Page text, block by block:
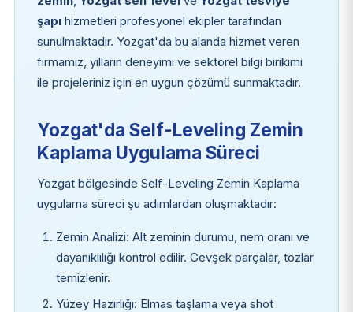
şapıhizmetleri profesyonel ekipler tarafından
sunulmaktadır. Yozgat'da bu alanda hizmet veren
firmamız, yılların deneyimi ve sektörel bilgi birikimi
ile projeleriniz için en uygun çözümü sunmaktadır.
Yozgat'da Self-Leveling Zemin
Kaplama Uygulama Süreci
Yozgat bölgesinde Self-Leveling Zemin Kaplama
uygulama süreci şu adımlardan oluşmaktadır:
Zemin Analizi: Alt zeminin durumu, nem oranı ve
dayanıklılığı kontrol edilir. Gevşek parçalar, tozlar
temizlenir.
Yüzey Hazırlığı: Elmas taşlama veya shot